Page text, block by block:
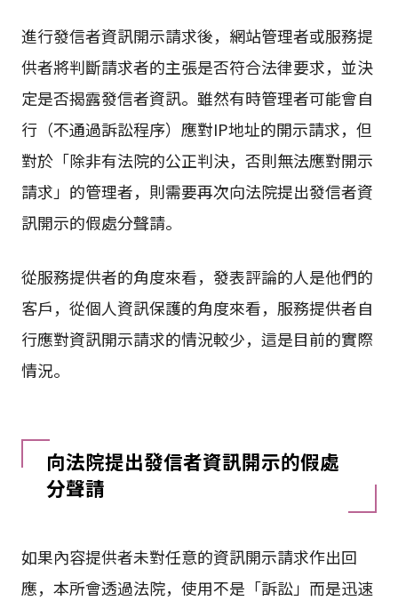
進行發信者資訊開示請求後，網站管理者或服務提
供者將判斷請求者的主張是否符合法律要求，並決
定是否揭露發信者資訊。雖然有時管理者可能會自
行（不通過訴訟程序）應對IP地址的開示請求，但
對於「除非有法院的公正判決，否則無法應對開示
請求」的管理者，則需要再次向法院提出發信者資
訊開示的假處分聲請。
從服務提供者的角度來看，發表評論的人是他們的
客戶，從個人資訊保護的角度來看，服務提供者自
行應對資訊開示請求的情況較少，這是目前的實際
情況。
向法院提出發信者資訊開示的假處
分聲請
如果內容提供者未對任意的資訊開示請求作出回
應，本所會透過法院，使用不是「訴訟」而是迅速